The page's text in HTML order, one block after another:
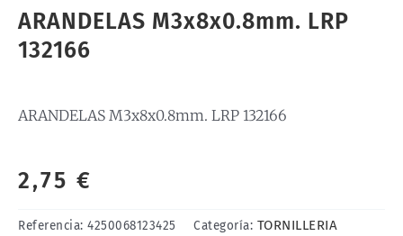
ARANDELAS M3x8x0.8mm. LRP
132166
ARANDELAS M3x8x0.8mm. LRP 132166
2,75 €
Referencia: 4250068123425 Categoría: TORNILLERIA